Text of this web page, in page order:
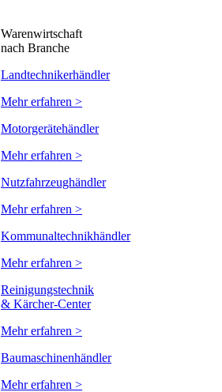
Warenwirtschaft
nach Branche
Landtechnikerhändler
Mehr erfahren >
Motorgerätehändler
Mehr erfahren >
Nutzfahrzeughändler
Mehr erfahren >
Kommunaltechnikhändler
Mehr erfahren >
Reinigungstechnik
& Kärcher-Center
Mehr erfahren >
Baumaschinenhändler
Mehr erfahren >